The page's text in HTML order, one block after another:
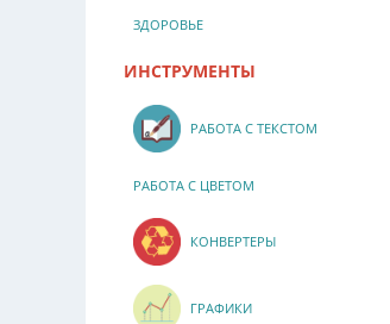
ЗДОРОВЬЕ
ИНСТРУМЕНТЫ
РАБОТА С ТЕКСТОМ
РАБОТА С ЦВЕТОМ
КОНВЕРТЕРЫ
ГРАФИКИ